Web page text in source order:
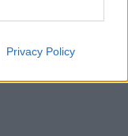
Privacy Policy